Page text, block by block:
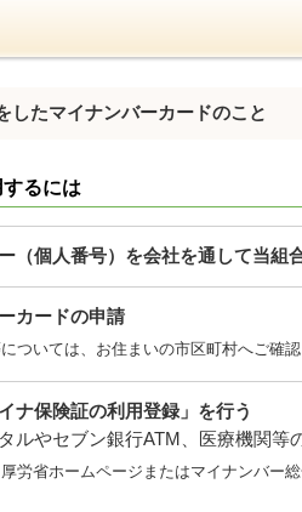
したマイナンバーカードのこと
るには
（個人番号）を会社を通して当組
カードの申請
ついては、お住まいの市区町村へご確
ナ保険証の利用登録」を行う
ルやセブン銀行ATM、医療機関等
労省ホームページまたはマイナンバー